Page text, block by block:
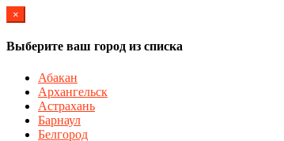
×
Выберите ваш город из списка
Абакан
Архангельск
Астрахань
Барнаул
Белгород